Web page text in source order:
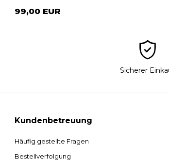
99,00 EUR
Sicherer
Kundenbetreuung
Häufig gestellte Fragen
Bestellverfolgung